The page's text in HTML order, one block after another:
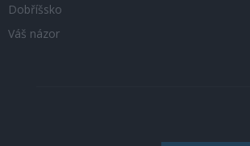
Dobříšsko
Váš názor